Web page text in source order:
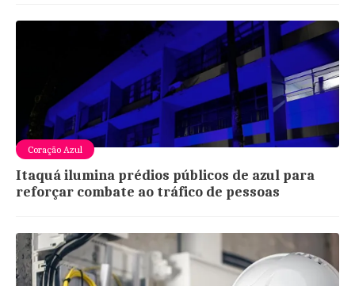
Coração Azul
Itaquá ilumina prédios públicos de azul para
reforçar combate ao tráfico de pessoas